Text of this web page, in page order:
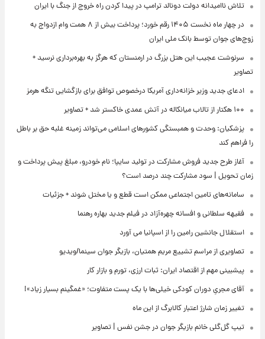
تلاش ناامیدانه‌ دولت دونالد ترامپ در پیدا کردن راه خروج از جنگ با ایران
در چهار ماه نخست ۱۴۰۵ رقم خورد؛ پرداخت بیش از ۸ همت وام ازدواج به
زوج‌های جوان توسط بانک ملی ایران
سرنوشت عجیب این هتل بزرگ در ارمنستان که هرگز به بهره‌برداری نرسید +
تصاویر
ادعای جدید وزیر خزانه‌داری آمریکا درخصوص توافق برای بازگشایی تنگه هرمز
۱۰۰ هکتار از تالاب میانکاله در آتش عمدی خاکستر شد + تصاویر
پزشکیان: وحدت و همبستگی کشورهای اسلامی می‌تواند زمینه غلبه حق بر باطل
را فراهم کند
آغاز طرح جدید فروش مشارکت در تولید سایپا؛ نام خودرو، مبلغ پیش پرداخت و
زمان تحویل | سود مشارکت چند درصد است؟
سامانه‌های تامین اجتماعی ممکن است قطع و یا مختل شوند + جزئیات
فقیهه سلطانی و افسانه چهره‌آزاد در فیلم جدید بهاره رهنما
استقلال جانشین رامین را از اسپانیا می آورد
تصاویری از مراسم تشییع مریم همتیان، بازیگر جوان سینما/ویدیو
پیشبینی مهم از اقتصاد ایران: ثبات ارزی، تورم و بازار کار
آقای مجریِ دوران کودکی خیلی‌ها با یک پست متفاوت؛ «غمگینم بسیار زیاد»!
تغییر زمان شارژ اعتبار کالابرگ از این ماه
تیپ گل‌گلی خانم بازیگر جوان در جشن نفس | تصاویر